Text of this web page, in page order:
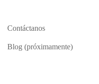
Contáctanos
Blog (próximamente)